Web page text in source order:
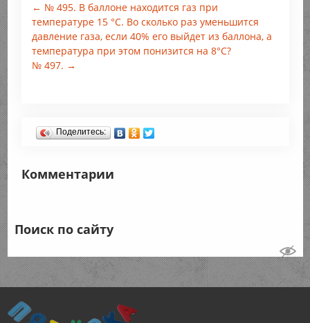
← № 495. В баллоне находится газ при
температуре 15 °С. Во сколько раз уменьшится
давление газа, если 40% его выйдет из баллона, а
температура при этом понизится на 8°С?
№ 497. →
Поделитесь:
Комментарии
Поиск по сайту